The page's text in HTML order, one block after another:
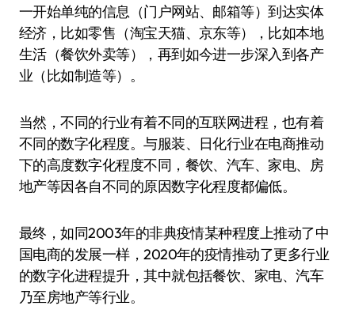
一开始单纯的信息（门户网站、邮箱等）到达实体
经济，比如零售（淘宝天猫、京东等），比如本地
生活（餐饮外卖等），再到如今进一步深入到各产
业（比如制造等）。
当然，不同的行业有着不同的互联网进程，也有着
不同的数字化程度。与服装、日化行业在电商推动
下的高度数字化程度不同，餐饮、汽车、家电、房
地产等因各自不同的原因数字化程度都偏低。
最终，如同2003年的非典疫情某种程度上推动了中
国电商的发展一样，2020年的疫情推动了更多行业
的数字化进程提升，其中就包括餐饮、家电、汽车
乃至房地产等行业。